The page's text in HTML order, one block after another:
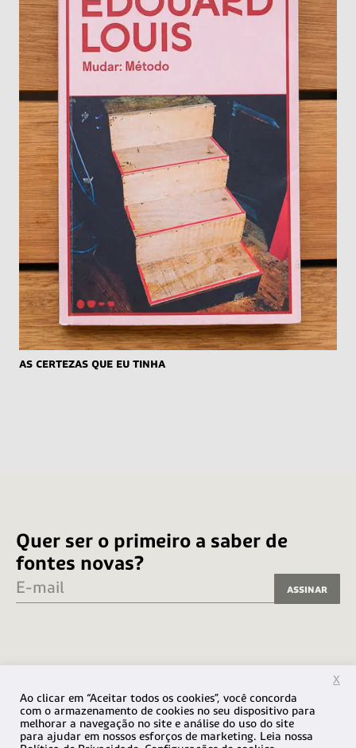
As Certezas Que Eu Tinha
Quer ser o primeiro a saber de
fontes novas?
E-mail Assinar
Ao clicar em “Aceitar todos os cookies”, você concorda
com o armazenamento de cookies no seu dispositivo para
melhorar a navegação no site e análise do uso do site
para ajudar em nossos esforços de marketing. Leia nossa
X